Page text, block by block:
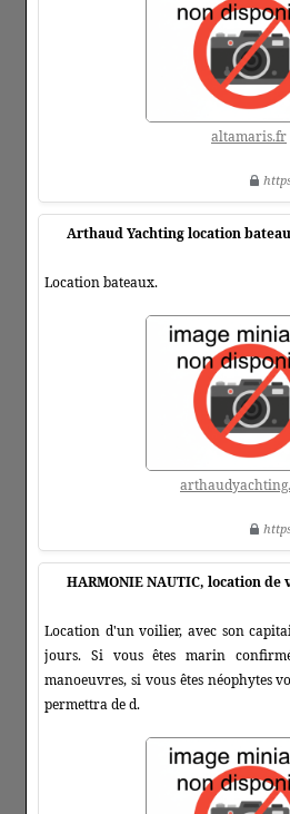
altamaris.fr
Arthaud Yachting location
Location bateaux.
HARMONIE NAUTIC, location
Location d'un voilier, avec son
jours. Si vous êtes marin
manoeuvres, si vous êtes néophytes
permettra de d.